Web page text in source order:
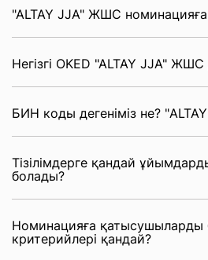
"ALTAY JJА" ЖШС
Негізгі OKED "ALTAY JJА" ЖШС
БИН коды дегеніміз не?
Тізілімдерге қандай
болады?
Номинацияға қатысушыларды
критерийлері қандай?